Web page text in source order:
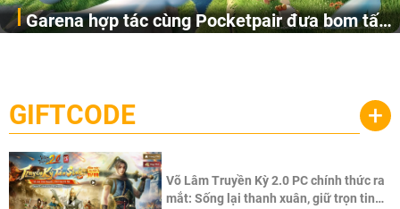
Garena hợp tác cùng Pocketpair đưa bom tấn
cầu, theo giấy phép chính thức từ công ty game Nhật Bản
Pocketpair, Inc.
GIFTCODE +
Võ Lâm Truyền Kỳ 2.0 PC chính thức ra
mắt: Sống lại thanh xuân, giữ trọn tinh